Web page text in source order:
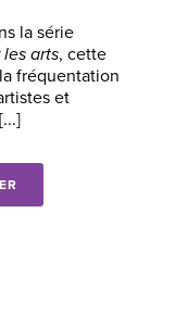
la série
arts, cette
fréquentation
et